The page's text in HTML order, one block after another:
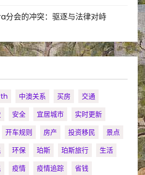
分会的冲突：驱逐与法律对峙
中澳关系 买房
交通
安全 宜居城市
实时更新
开车规则 房产 投资移民
景点
环保 珀斯 珀斯旅行
生活
疫情 疫情追踪
省钱